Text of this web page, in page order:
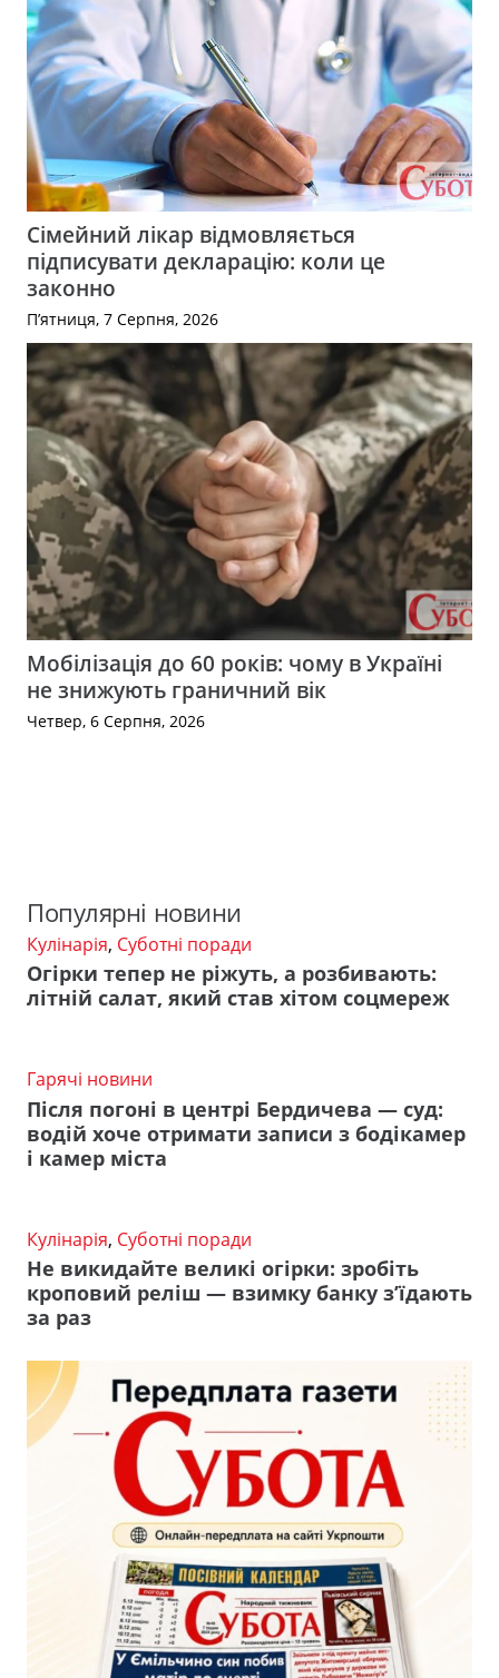
Сімейний лікар відмовляється
підписувати декларацію: коли це
законно
П’ятниця, 7 Серпня, 2026
Мобілізація до 60 років: чому в Україні
не знижують граничний вік
Четвер, 6 Серпня, 2026
Популярні новини
Кулінарія, Суботні поради
Огірки тепер не ріжуть, а розбивають:
літній салат, який став хітом соцмереж
Гарячі новини
Після погоні в центрі Бердичева — суд:
водій хоче отримати записи з бодікамер
і камер міста
Кулінарія, Суботні поради
Не викидайте великі огірки: зробіть
кроповий реліш — взимку банку з’їдають
за раз